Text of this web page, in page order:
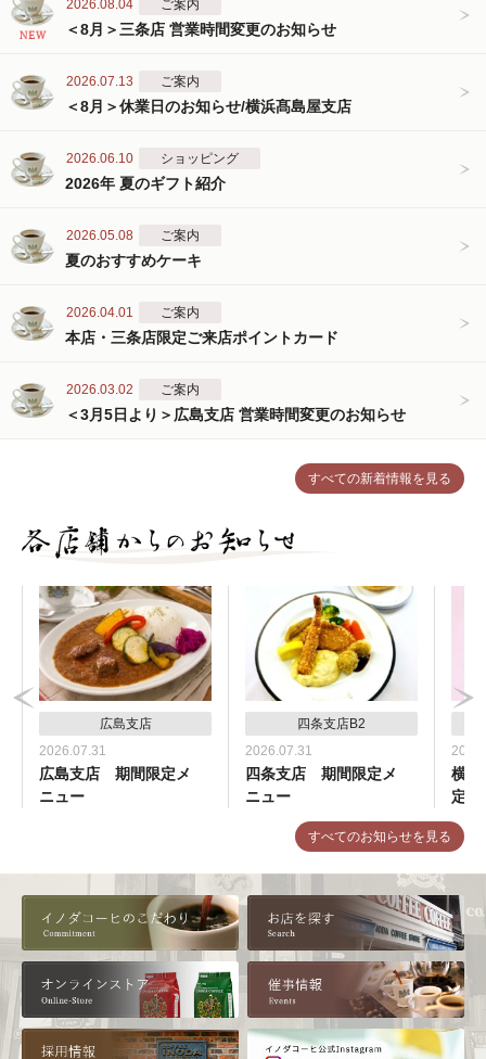
すべての新着情報を見る
2026.08.04 ご案内
＜8月＞三条店 営業時間変更のお知らせ
2026.07.13 ご案内
＜8月＞休業日のお知らせ/横浜髙島屋支店
2026.06.10 ショッピング
2026年 夏のギフト紹介
2026.05.08 ご案内
夏のおすすめケーキ
2026.04.01 ご案内
本店・三条店限定ご来店ポイントカード
2026.03.02 ご案内
＜3月5日より＞広島支店 営業時間変更のお知らせ
すべてのお知らせを見る
広島支店
2026.07.31
広島支店 期間限定メ
ニュー
四条支店B2
2026.07.31
四条支店 期間限定メ
ニュー
横
定メ